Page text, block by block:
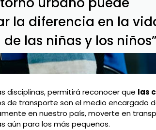
la diferencia en la
las niñas y los
disciplinas, permitirá reconocer que las
de transporte son el medio encargado
en nuestro país, moverte en
aún para los más pequeños.